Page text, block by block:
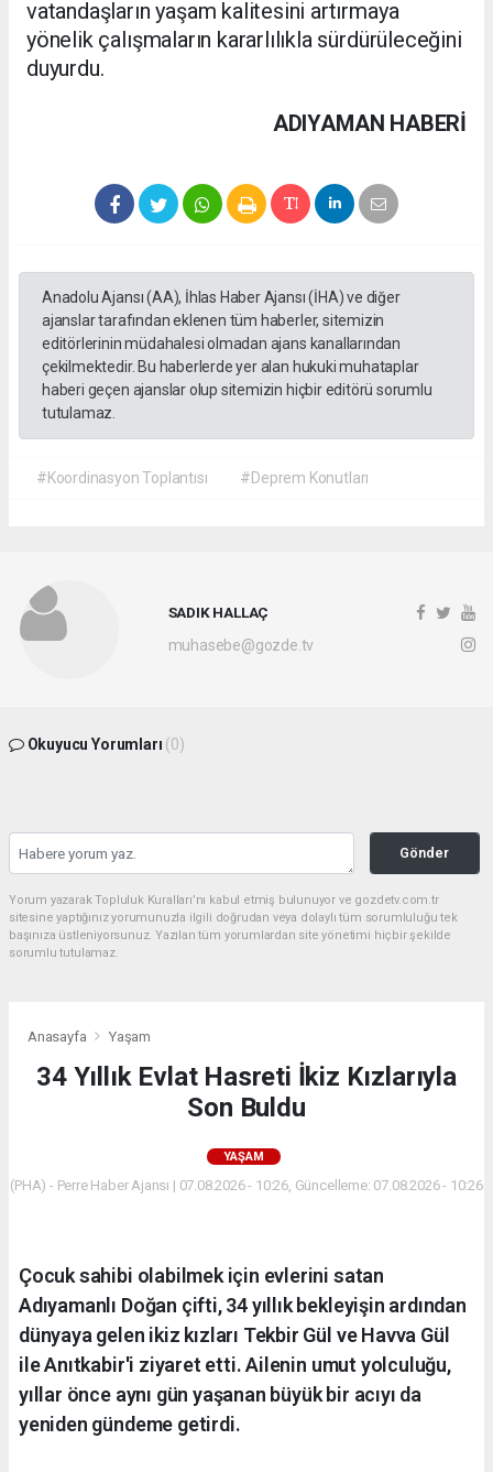
vatandaşların yaşam kalitesini artırmaya
yönelik çalışmaların kararlılıkla sürdürüleceğini
duyurdu.
ADIYAMAN HABERİ
Anadolu Ajansı (AA), İhlas Haber Ajansı (İHA) ve diğer
ajanslar tarafından eklenen tüm haberler, sitemizin
editörlerinin müdahalesi olmadan ajans kanallarından
çekilmektedir. Bu haberlerde yer alan hukuki muhataplar
haberi geçen ajanslar olup sitemizin hiçbir editörü sorumlu
tutulamaz.
#Koordinasyon Toplantısı #Deprem Konutları
SADIK HALLAÇ
muhasebe@gozde.tv
Okuyucu Yorumları (0)
Gönder
Yorum yazarak Topluluk Kuralları’nı kabul etmiş bulunuyor ve gozdetv.com.tr
sitesine yaptığınız yorumunuzla ilgili doğrudan veya dolaylı tüm sorumluluğu tek
başınıza üstleniyorsunuz. Yazılan tüm yorumlardan site yönetimi hiçbir şekilde
sorumlu tutulamaz.
Anasayfa Yaşam
34 Yıllık Evlat Hasreti İkiz Kızlarıyla
Son Buldu
YAŞAM
(PHA) - Perre Haber Ajansı | 07.08.2026 - 10:26, Güncelleme: 07.08.2026 - 10:26
Çocuk sahibi olabilmek için evlerini satan
Adıyamanlı Doğan çifti, 34 yıllık bekleyişin ardından
dünyaya gelen ikiz kızları Tekbir Gül ve Havva Gül
ile Anıtkabir'i ziyaret etti. Ailenin umut yolculuğu,
yıllar önce aynı gün yaşanan büyük bir acıyı da
yeniden gündeme getirdi.